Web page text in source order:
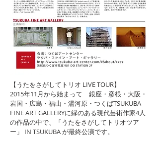
【うたをさがしてトリオ LIVE TOUR】
2015年11月から始まって 銀座・彦根・大阪・
岩国・広島・福山・湯河原・つくばTSUKUBA
FINE ART GALLERYに縁のある現代芸術作家4人
の作品の中で、「うたをさがしてトリオツア
ー」 IN TSUKUBA が最終公演です。